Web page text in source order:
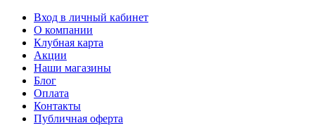
Вход в личный кабинет
О компании
Клубная карта
Акции
Наши магазины
Блог
Оплата
Контакты
Публичная оферта